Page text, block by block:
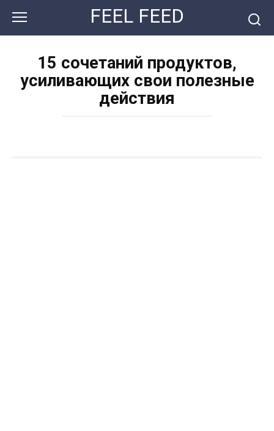
контенту
FEEL FEED
15 сочетаний продуктов,
усиливающих свои полезные
действия